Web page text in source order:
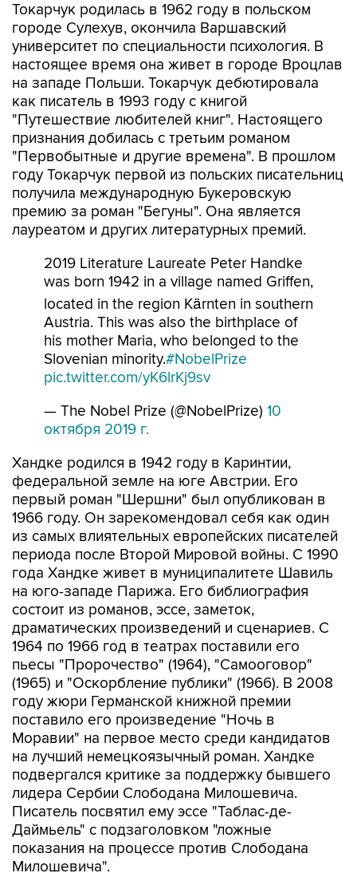
Токарчук родилась в 1962 году в польском
городе Сулехув, окончила Варшавский
университет по специальности психология. В
настоящее время она живет в городе Вроцлав
на западе Польши. Токарчук дебютировала
как писатель в 1993 году с книгой
"Путешествие любителей книг". Настоящего
признания добилась с третьим романом
"Первобытные и другие времена". В прошлом
году Токарчук первой из польских писательниц
получила международную Букеровскую
премию за роман "Бегуны". Она является
лауреатом и других литературных премий.
2019 Literature Laureate Peter Handke
was born 1942 in a village named Griffen,
located in the region Kärnten in southern
Austria. This was also the birthplace of
his mother Maria, who belonged to the
Slovenian minority.#NobelPrize
pic.twitter.com/yK6lrKj9sv
— The Nobel Prize (@NobelPrize) 10
октября 2019 г.
Хандке родился в 1942 году в Каринтии,
федеральной земле на юге Австрии. Его
первый роман "Шершни" был опубликован в
1966 году. Он зарекомендовал себя как один
из самых влиятельных европейских писателей
периода после Второй Мировой войны. С 1990
года Хандке живет в муниципалитете Шавиль
на юго-западе Парижа. Его библиография
состоит из романов, эссе, заметок,
драматических произведений и сценариев. С
1964 по 1966 год в театрах поставили его
пьесы "Пророчество" (1964), "Самооговор"
(1965) и "Оскорбление публики" (1966). В 2008
году жюри Германской книжной премии
поставило его произведение "Ночь в
Моравии" на первое место среди кандидатов
на лучший немецкоязычный роман. Хандке
подвергался критике за поддержку бывшего
лидера Сербии Слободана Милошевича.
Писатель посвятил ему эссе "Таблас-де-
Даймьель" с подзаголовком "ложные
показания на процессе против Слободана
Милошевича".